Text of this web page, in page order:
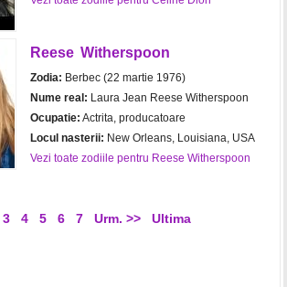
Reese Witherspoon
Zodia: Berbec (22 martie 1976)
Nume real: Laura Jean Reese Witherspoon
Ocupatie: Actrita, producatoare
Locul nasterii: New Orleans, Louisiana, USA
Vezi toate zodiile pentru Reese Witherspoon
3 4 5 6 7 Urm. >> Ultima